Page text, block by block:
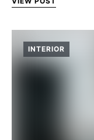
INTERIOR